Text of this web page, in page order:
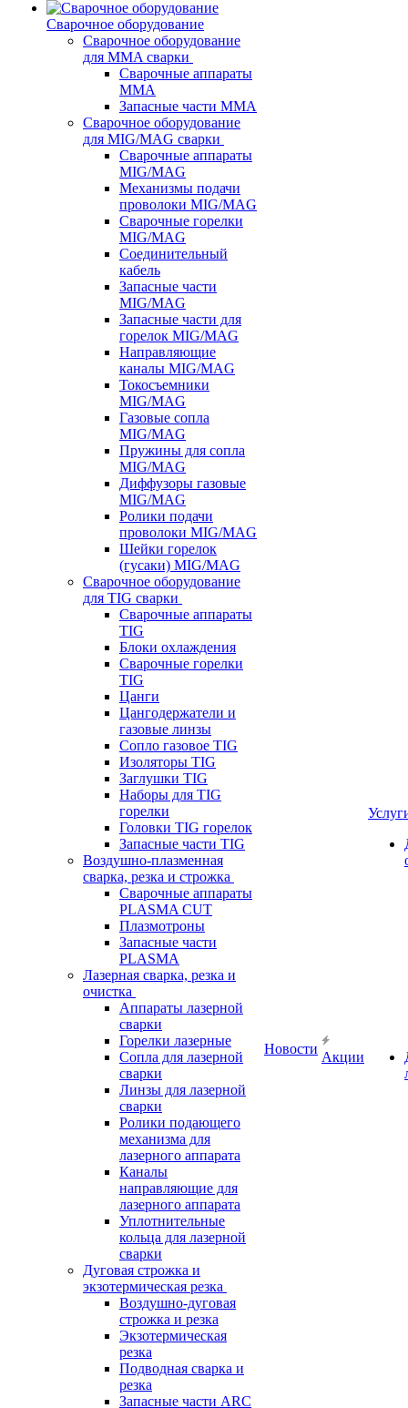
Сварочное оборудование
Сварочное оборудование
для MMA сварки
Сварочные аппараты
MMA
Запасные части MMA
Сварочное оборудование
для MIG/MAG сварки
Сварочные аппараты
MIG/MAG
Механизмы подачи
проволоки MIG/MAG
Сварочные горелки
MIG/MAG
Соединительный
кабель
Запасные части
MIG/MAG
Запасные части для
горелок MIG/MAG
Направляющие
каналы MIG/MAG
Токосъемники
MIG/MAG
Газовые сопла
MIG/MAG
Пружины для сопла
MIG/MAG
Диффузоры газовые
MIG/MAG
Ролики подачи
проволоки MIG/MAG
Шейки горелок
(гусаки) MIG/MAG
Сварочное оборудование
для TIG сварки
Сварочные аппараты
TIG
Блоки охлаждения
Сварочные горелки
TIG
Цанги
Цангодержатели и
газовые линзы
Сопло газовое TIG
Изоляторы TIG
Заглушки TIG
Наборы для TIG
горелки
Головки TIG горелок
Запасные части TIG
Воздушно-плазменная
сварка, резка и строжка
Сварочные аппараты
PLASMA CUT
Плазмотроны
Запасные части
PLASMA
Лазерная сварка, резка и
очистка
Аппараты лазерной
сварки
Горелки лазерные
Сопла для лазерной
сварки
Линзы для лазерной
сварки
Ролики подающего
механизма для
лазерного аппарата
Каналы
направляющие для
лазерного аппарата
Уплотнительные
кольца для лазерной
сварки
Дуговая строжка и
экзотермическая резка
Воздушно-дуговая
строжка и резка
Экзотермическая
резка
Подводная сварка и
резка
Запасные части ARC
Новости
Акции